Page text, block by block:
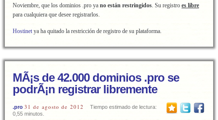
Noviembre, que los dominios .pro ya no están restringidos. Su registro es libre
para cualquiera que desee registrarlos.
Hostinet ya ha quitado la restricción de registro de su plataforma.
MÃ¡s de 42.000 dominios .pro se
podrÃ¡n registrar libremente
.pro 31 de agosto de 2012
Tiempo estimado de lectura:
0,55 minutos.